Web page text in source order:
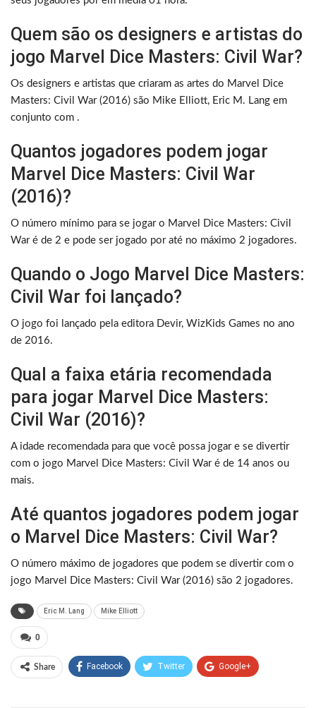
Quem são os designers e artistas do
jogo Marvel Dice Masters: Civil War?
Os designers e artistas que criaram as artes do Marvel Dice
Masters: Civil War (2016) são Mike Elliott, Eric M. Lang em
conjunto com .
Quantos jogadores podem jogar
Marvel Dice Masters: Civil War
(2016)?
O número mínimo para se jogar o Marvel Dice Masters: Civil
War é de 2 e pode ser jogado por até no máximo 2 jogadores.
Quando o Jogo Marvel Dice Masters:
Civil War foi lançado?
O jogo foi lançado pela editora Devir, WizKids Games no ano
de 2016.
Qual a faixa etária recomendada
para jogar Marvel Dice Masters:
Civil War (2016)?
A idade recomendada para que você possa jogar e se divertir
com o jogo Marvel Dice Masters: Civil War é de 14 anos ou
mais.
Até quantos jogadores podem jogar
o Marvel Dice Masters: Civil War?
O número máximo de jogadores que podem se divertir com o
jogo Marvel Dice Masters: Civil War (2016) são 2 jogadores.
Eric M. Lang Mike Elliott
0
Share Facebook Twitter Google+